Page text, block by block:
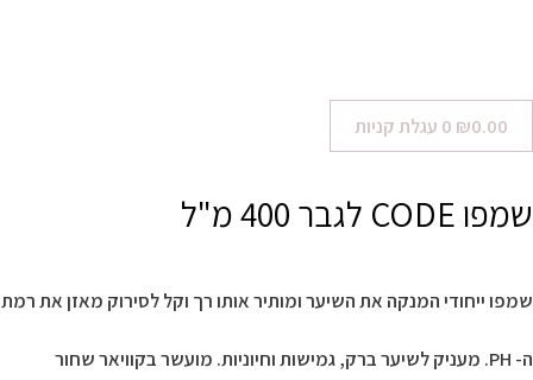
₪0.00
0 עגלת קניות
שמפו CODE לגבר 400 מ"ל
שמפו ייחודי המנקה את השיער ומותיר אותו רך וקל לסירוק מאזן את רמת
ה- PH. מעניק לשיער ברק, גמישות וחיוניות. מועשר בקוויאר שחור